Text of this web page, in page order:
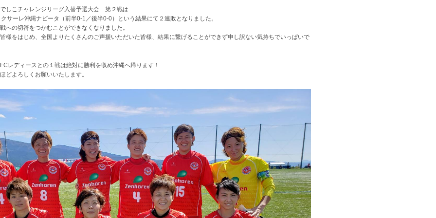
しこチャレンジリーグ入替予選大会 第２戦は
サーレ沖縄ナビータ（前半0-1／後半0-0）という結果にて２連敗となりました。
への切符をつかむことができなくなりました。
様をはじめ、全国よりたくさんのご声援いただいた皆様、結果に繋げることができず申し訳ない気持ちでいっぱいで
レディースとの１戦は絶対に勝利を収め沖縄へ帰ります！
どよろしくお願いいたします。